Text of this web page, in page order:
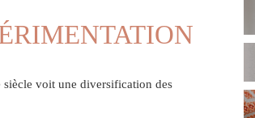
voit une diversification des